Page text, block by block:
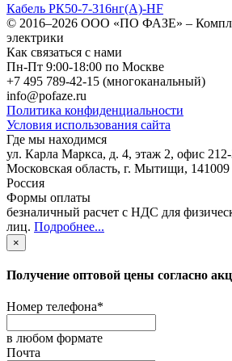
Кабель РК50-7-316нг(A)-HF
© 2016–2026 ООО «ПО ФАЗЕ» –
электрики
Как связаться с нами
Пн-Пт 9:00-18:00 по Москве
+7 495 789-42-15 (многоканальный)
info@pofaze.ru
Политика конфиденциальности
Условия использования сайта
Где мы находимся
ул. Карла Маркса, д. 4, этаж 2, офис
Московская область, г. Мытищи, 141009
Россия
Формы оплаты
безналичный расчет с НДС для
лиц. Подробнее...
×
Получение оптовой цены согласно
Номер телефона*
в любом формате
Почта